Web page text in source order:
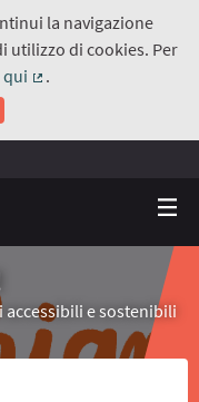
la navigazione
utilizzo di cookies. Per
qui
.
e sostenibili